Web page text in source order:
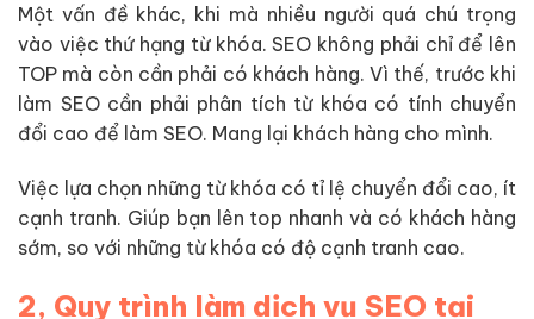
Một vấn đề khác, khi mà nhiều người quá chú trọng
vào việc thứ hạng từ khóa. SEO không phải chỉ để lên
TOP mà còn cần phải có khách hàng. Vì thế, trước khi
làm SEO cần phải phân tích từ khóa có tính chuyển
đổi cao để làm SEO. Mang lại khách hàng cho mình.
Việc lựa chọn những từ khóa có tỉ lệ chuyển đổi cao, ít
cạnh tranh. Giúp bạn lên top nhanh và có khách hàng
sớm, so với những từ khóa có độ cạnh tranh cao.
2, Quy trình làm dịch vụ SEO tại